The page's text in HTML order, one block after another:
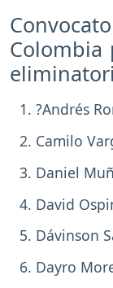
Colombia
?Andrés
Camilo
Daniel
David
Dávinson
Dayro